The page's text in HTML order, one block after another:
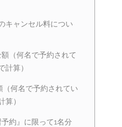
ャンセル料につい
（何名で予約されて
計算）
（何名で予約されてい
算）
約』に限って1名分